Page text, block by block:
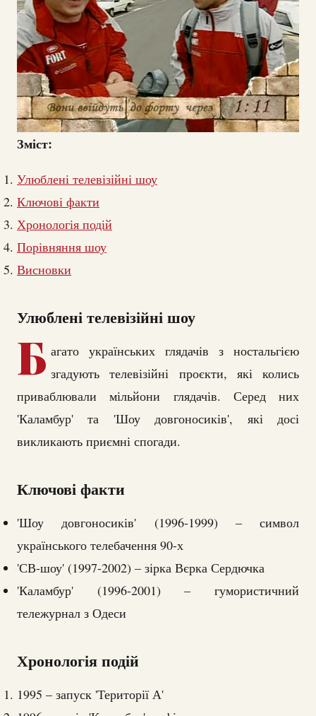
Зміст:
Улюблені телевізійні шоу
Ключові факти
Хронологія подій
Порівняння шоу
Висновки
Улюблені телевізійні шоу
Б агато українських глядачів з ностальгією
згадують телевізійні проєкти, які колись
приваблювали мільйони глядачів. Серед них
'Каламбур' та 'Шоу довгоносиків', які досі
викликають приємні спогади.
Ключові факти
'Шоу довгоносиків' (1996-1999) – символ
українського телебачення 90-х
'СВ-шоу' (1997-2002) – зірка Вєрка Сердючка
'Каламбур' (1996-2001) – гумористичний
тележурнал з Одеси
Хронологія подій
1995 – запуск 'Території А'